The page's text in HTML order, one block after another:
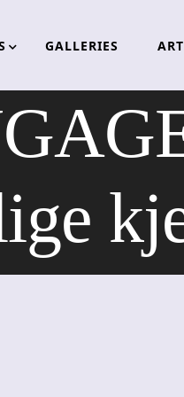
GALLERIES